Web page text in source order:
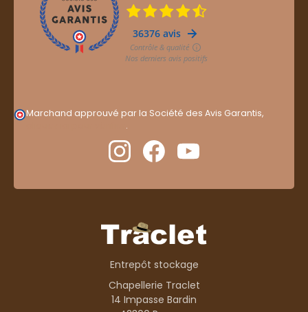
Marchand approuvé par la Société des Avis Garantis,
.
Entrepôt stockage
Chapellerie Traclet
14 Impasse Bardin